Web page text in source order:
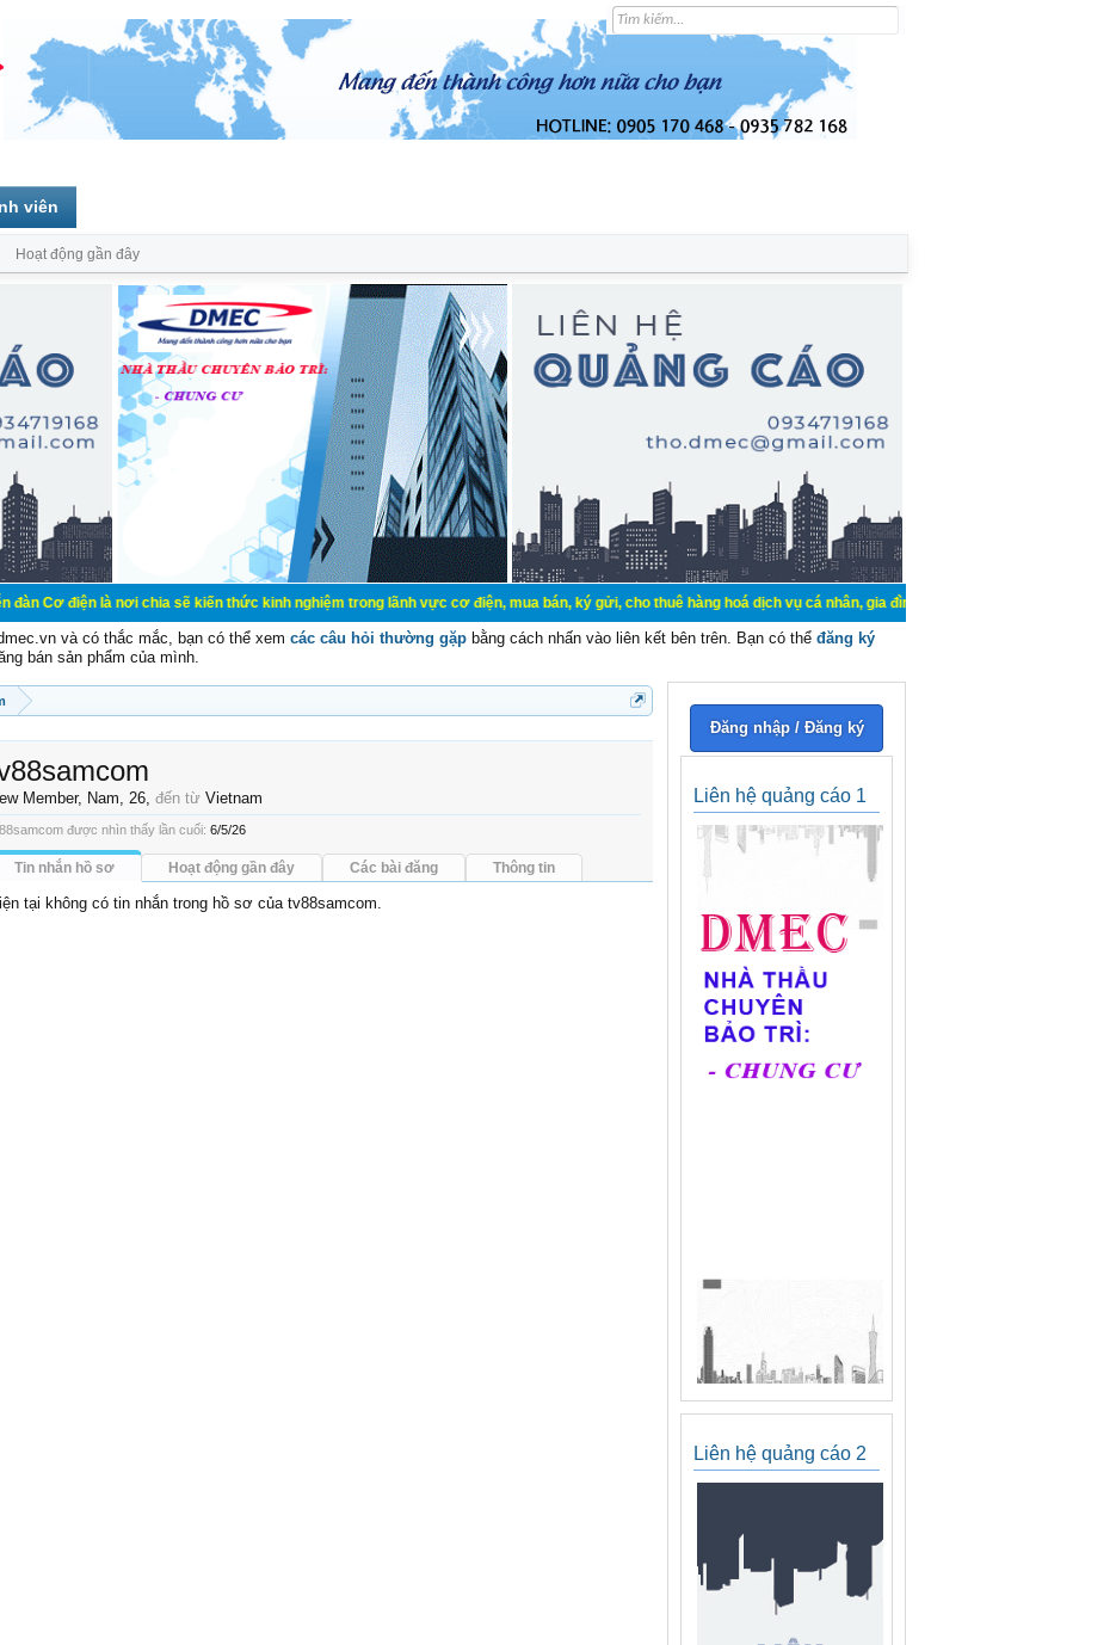
điện là nơi chia sẽ kiến thức kinh nghiệm trong lãnh vực cơ điện, mua bán, ký gửi, cho thuê hàng hoá dịch vụ cá nhân, gia đình. Mua bán, ký gửi, cho thuê thiết bị
và có thắc mắc, bạn có thể xem các câu hỏi thường gặp bằng cách nhấn vào liên kết bên trên. Bạn có thể đăng ký
bán sản phẩm của mình.
Member, Nam, 26, đến từ Vietnam
được nhìn thấy lần cuối: 6/5/26
Tin nhắn hồ sơ Hoạt động gần đây Các bài đăng Thông tin
tại không có tin nhắn trong hồ sơ của tv88samcom.
Đăng nhập / Đăng ký
Liên hệ quảng cáo 1
Liên hệ quảng cáo 2
viên
Hoạt động gần đây